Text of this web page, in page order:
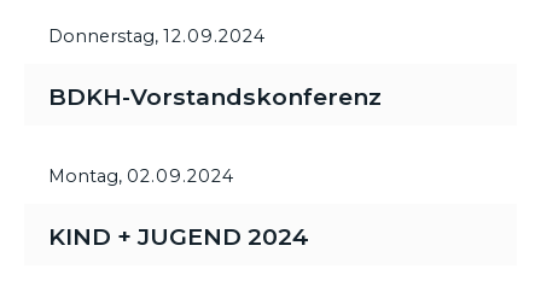
Donnerstag, 12.09.2024
BDKH-Vorstandskonferenz
Montag, 02.09.2024
KIND + JUGEND 2024